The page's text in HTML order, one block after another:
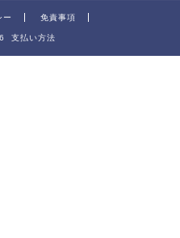
ー 免責事項
支払い方法